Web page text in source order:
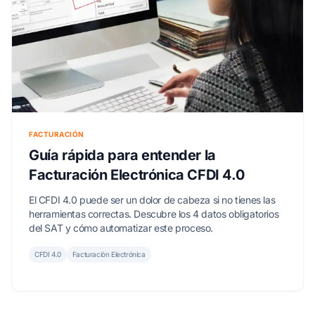
FACTURACIÓN
Guía rápida para entender la
Facturación Electrónica CFDI 4.0
El CFDI 4.0 puede ser un dolor de cabeza si no tienes las
herramientas correctas. Descubre los 4 datos obligatorios
del SAT y cómo automatizar este proceso.
CFDI 4.0 Facturación Electrónica